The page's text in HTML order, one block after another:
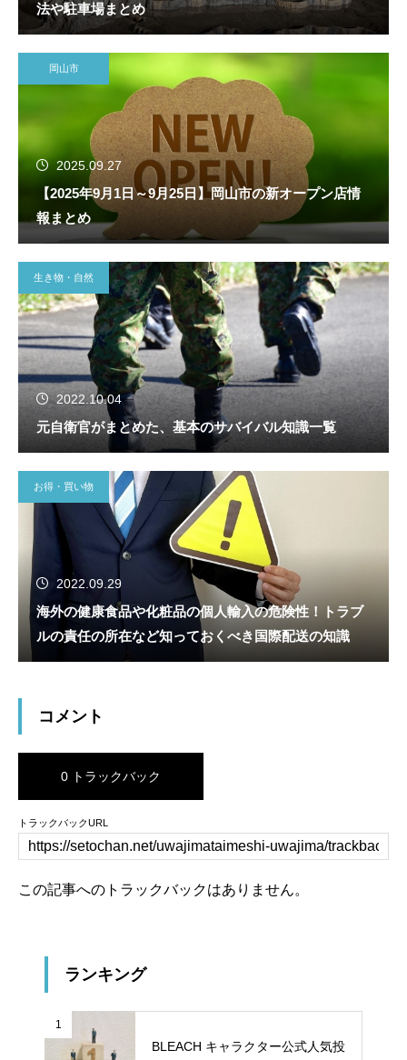
法や駐車場まとめ
岡山市
2025.09.27
【2025年9月1日～9月25日】岡山市の新オープン店情
報まとめ
生き物・自然
2022.10.04
元自衛官がまとめた、基本のサバイバル知識一覧
お得・買い物
2022.09.29
海外の健康食品や化粧品の個人輸入の危険性！トラブ
ルの責任の所在など知っておくべき国際配送の知識
コメント
0 トラックバック
トラックバックURL
この記事へのトラックバックはありません。
ランキング
1
BLEACH キャラクター公式人気投